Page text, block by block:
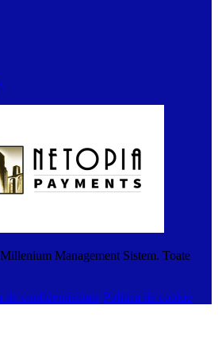
Millenium Management Sistem. Toate
de confidentialitate Politica de cookie